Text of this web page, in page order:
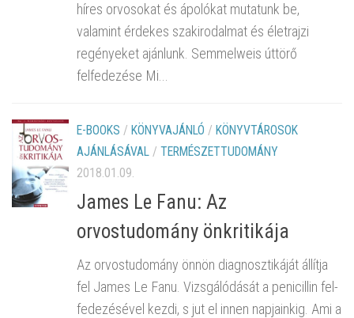
híres orvosokat és ápolókat mutatunk be,
valamint érdekes szakirodalmat és életrajzi
regényeket ajánlunk. Semmelweis úttörő
felfedezése Mi...
E-BOOKS / KÖNYVAJÁNLÓ / KÖNYVTÁROSOK
AJÁNLÁSÁVAL / TERMÉSZETTUDOMÁNY
2018.01.09.
James Le Fanu: Az
orvostudomány önkritikája
Az or­vos­tu­do­mány önnön di­ag­nosz­ti­ká­ját ál­lít­ja
fel James Le Fanu. Vizs­gá­ló­dá­sát a pe­ni­cil­lin fel­
fe­de­zé­sé­vel kezdi, s jut el innen nap­ja­in­kig. Ami a